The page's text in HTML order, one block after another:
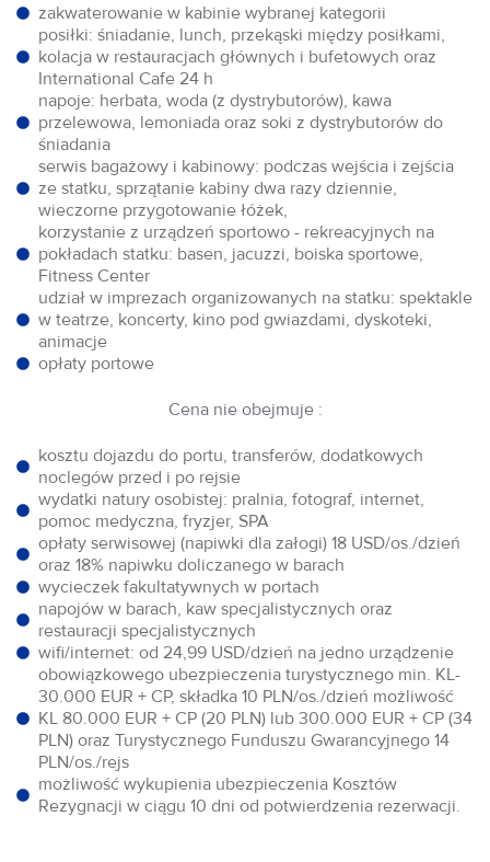
zakwaterowanie w kabinie wybranej kategorii
posiłki: śniadanie, lunch, przekąski między posiłkami,
kolacja w restauracjach głównych i bufetowych oraz
International Cafe 24 h
napoje: herbata, woda (z dystrybutorów), kawa
przelewowa, lemoniada oraz soki z dystrybutorów do
śniadania
serwis bagażowy i kabinowy: podczas wejścia i zejścia
ze statku, sprzątanie kabiny dwa razy dziennie,
wieczorne przygotowanie łóżek,
korzystanie z urządzeń sportowo - rekreacyjnych na
pokładach statku: basen, jacuzzi, boiska sportowe,
Fitness Center
udział w imprezach organizowanych na statku: spektakle
w teatrze, koncerty, kino pod gwiazdami, dyskoteki,
animacje
opłaty portowe
Cena nie obejmuje :
kosztu dojazdu do portu, transferów, dodatkowych
noclegów przed i po rejsie
wydatki natury osobistej: pralnia, fotograf, internet,
pomoc medyczna, fryzjer, SPA
opłaty serwisowej (napiwki dla załogi) 18 USD/os./dzień
oraz 18% napiwku doliczanego w barach
wycieczek fakultatywnych w portach
napojów w barach, kaw specjalistycznych oraz
restauracji specjalistycznych
wifi/internet: od 24,99 USD/dzień na jedno urządzenie
obowiązkowego ubezpieczenia turystycznego min. KL-
30.000 EUR + CP, składka 10 PLN/os./dzień możliwość
KL 80.000 EUR + CP (20 PLN) lub 300.000 EUR + CP (34
PLN) oraz Turystycznego Funduszu Gwarancyjnego 14
PLN/os./rejs
możliwość wykupienia ubezpieczenia Kosztów
Rezygnacji w ciągu 10 dni od potwierdzenia rezerwacji.